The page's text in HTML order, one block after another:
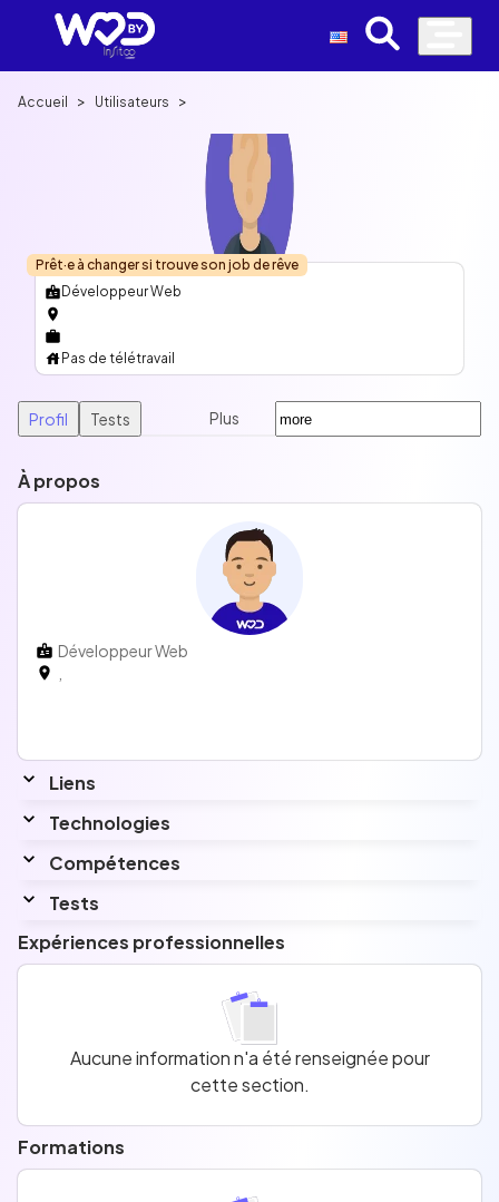
Accueil > Utilisateurs >
Prêt·e à changer si trouve son job de rêve
Développeur Web
Pas de télétravail
Profil Tests Plus
Expériences professionnelles
Aucune information n'a été renseignée pour
cette section.
Formations
À propos
Développeur Web
Liens
Aucune information n'a été renseignée pour
Technologies
Aucune information n'a été renseignée pour
cette section.
Compétences
Aucune information n'a été renseignée pour
Tests
Aucune information n'a été renseignée pour
cette section.